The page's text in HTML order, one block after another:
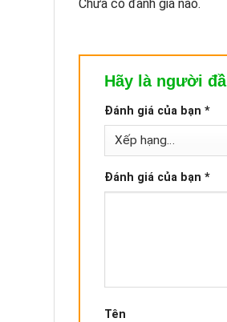
Chưa có đánh giá nào.
Hãy là người
Đánh giá của bạn *
Đánh giá của bạn *
Tên